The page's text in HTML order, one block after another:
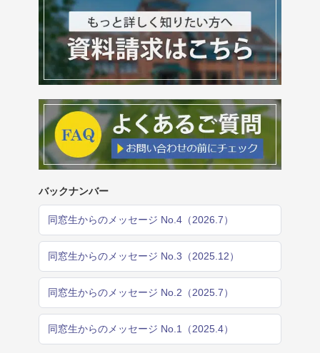
バックナンバー
同窓生からのメッセージ No.4（2026.7）
同窓生からのメッセージ No.3（2025.12）
同窓生からのメッセージ No.2（2025.7）
同窓生からのメッセージ No.1（2025.4）